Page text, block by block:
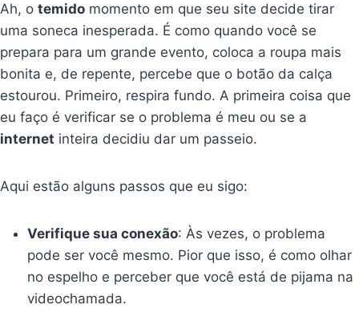
Ah, otemido momento em que seu site decide tirar
uma soneca inesperada. É como quando você se
prepara para um grande evento, coloca a roupa mais
bonita e, de repente, percebe que o botão da calça
estourou. Primeiro, respira fundo. A primeira coisa que
eu faço é verificar se o problema é meu ou se a
internet inteira decidiu dar um passeio.
Aqui estão alguns passos que eu sigo:
Verifique sua conexão: Às vezes, o problema
pode ser você mesmo. Pior que isso, é como olhar
no espelho e perceber que você está de pijama na
videochamada.